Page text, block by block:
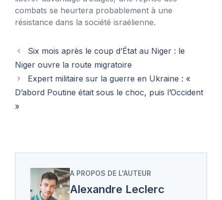
combats se heurtera probablement à une
résistance dans la société israélienne.
Six mois après le coup d’État au Niger : le
Niger ouvre la route migratoire
Expert militaire sur la guerre en Ukraine : «
D’abord Poutine était sous le choc, puis l’Occident
»
A PROPOS DE L'AUTEUR
Alexandre Leclerc